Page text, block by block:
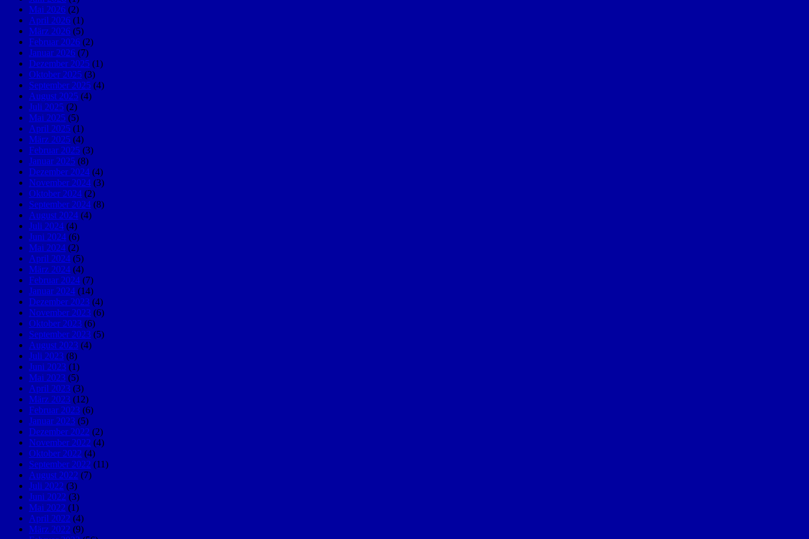
Mai 2026 (2)
April 2026 (1)
März 2026 (5)
Februar 2026 (2)
Januar 2026 (7)
Dezember 2025 (1)
Oktober 2025 (3)
September 2025 (4)
August 2025 (4)
Juli 2025 (2)
Mai 2025 (5)
April 2025 (1)
März 2025 (4)
Februar 2025 (3)
Januar 2025 (8)
Dezember 2024 (4)
November 2024 (3)
Oktober 2024 (2)
September 2024 (8)
August 2024 (4)
Juli 2024 (4)
Juni 2024 (6)
Mai 2024 (2)
April 2024 (5)
März 2024 (4)
Februar 2024 (7)
Januar 2024 (14)
Dezember 2023 (4)
November 2023 (6)
Oktober 2023 (6)
September 2023 (5)
August 2023 (4)
Juli 2023 (8)
Juni 2023 (1)
Mai 2023 (5)
April 2023 (3)
März 2023 (12)
Februar 2023 (6)
Januar 2023 (5)
Dezember 2022 (2)
November 2022 (4)
Oktober 2022 (4)
September 2022 (11)
August 2022 (7)
Juli 2022 (3)
Juni 2022 (3)
Mai 2022 (1)
April 2022 (4)
März 2022 (9)